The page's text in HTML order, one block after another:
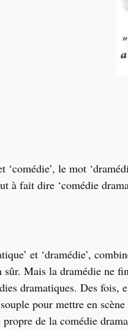
‘comédie’, le mot
à fait dire ‘comédie
et ‘dramédie’,
sûr. Mais la dramédie ne
dramatiques. Des
pour mettre en
de la comédie